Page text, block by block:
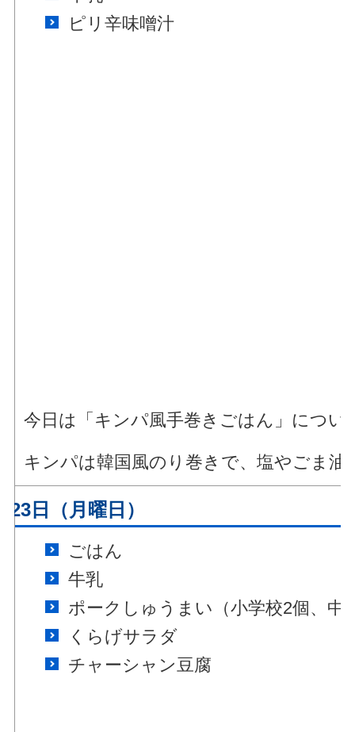
ピリ辛味噌汁
今日は「キンパ風手巻きごはん」につい
キンパは韓国風のり巻きで、塩やごま
23日（月曜日）
ごはん
牛乳
ポークしゅうまい（小学校2個、中
くらげサラダ
チャーシャン豆腐